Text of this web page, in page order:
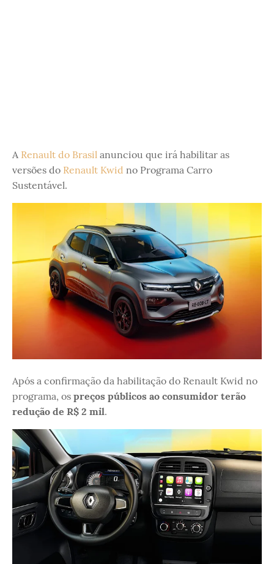
A Renault do Brasil anunciou que irá habilitar as
versões do Renault Kwid no Programa Carro
Sustentável.
Após a confirmação da habilitação do Renault Kwid no
programa, os preços públicos ao consumidor terão
redução de R$ 2 mil.